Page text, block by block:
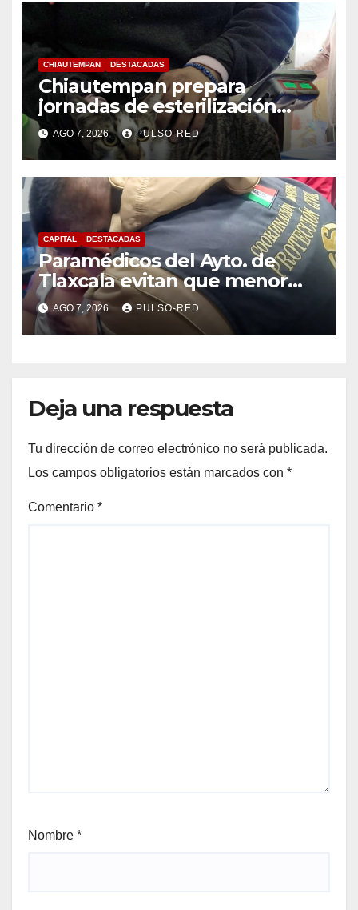
CHIAUTEMPAN DESTACADAS
Chiautempan prepara
jornadas de esterilización
para perros y gatos
AGO 7, 2026 PULSO-RED
CAPITAL DESTACADAS
Paramédicos del Ayto. de
Tlaxcala evitan que menor
sufra complicaciones por
hipotermia tras caer en una
cisterna
AGO 7, 2026 PULSO-RED
Deja una respuesta
Tu dirección de correo electrónico no será publicada.
Los campos obligatorios están marcados con *
Comentario *
Nombre *